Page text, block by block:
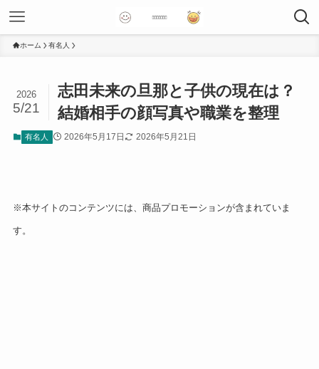
ホーム 有名人
志田未来の旦那と子供の現在は？
結婚相手の顔写真や職業を整理
2026
5/21
有名人 2026年5月17日 2026年5月21日
※本サイトのコンテンツには、商品プロモーションが含まれていま
す。